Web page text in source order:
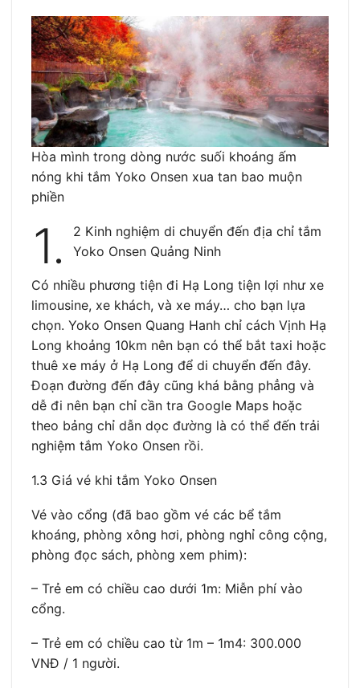
Hòa mình trong dòng nước suối khoáng ấm
nóng khi tắm Yoko Onsen xua tan bao muộn
phiền
1.
2 Kinh nghiệm di chuyển đến địa chỉ tắm
Yoko Onsen Quảng Ninh
Có nhiều phương tiện đi Hạ Long tiện lợi như xe
limousine, xe khách, và xe máy… cho bạn lựa
chọn. Yoko Onsen Quang Hanh chỉ cách Vịnh Hạ
Long khoảng 10km nên bạn có thể bắt taxi hoặc
thuê xe máy ở Hạ Long để di chuyển đến đây.
Đoạn đường đến đây cũng khá bằng phẳng và
dễ đi nên bạn chỉ cần tra Google Maps hoặc
theo bảng chỉ dẫn dọc đường là có thể đến trải
nghiệm tắm Yoko Onsen rồi.
1.3 Giá vé khi tắm Yoko Onsen
Vé vào cổng (đã bao gồm vé các bể tắm
khoáng, phòng xông hơi, phòng nghỉ công cộng,
phòng đọc sách, phòng xem phim):
– Trẻ em có chiều cao dưới 1m: Miễn phí vào
cổng.
– Trẻ em có chiều cao từ 1m – 1m4: 300.000
VNĐ / 1 người.